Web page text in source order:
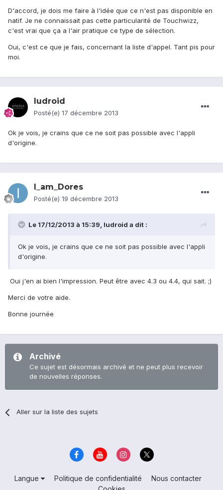
D'accord, je dois me faire à l'idée que ce n'est pas disponible en
natif. Je ne connaissait pas cette particularité de Touchwizz,
c'est vrai que ça a l'air pratique ce type de sélection.
Oui, c'est ce que je fais, concernant la liste d'appel. Tant pis pour
moi.
ludroid
Posté(e) 17 décembre 2013
Ok je vois, je crains que ce ne soit pas possible avec l'appli
d'origine.
I_am_Dores
Posté(e) 19 décembre 2013
Le 17/12/2013 à 15:39, ludroid a dit :
Ok je vois, je crains que ce ne soit pas possible avec l'appli
d'origine.
Oui j'en ai bien l'impression. Peut être avec 4.3 ou 4.4, qui sait. ;)
Merci de votre aide.
Bonne journée
Archivé
Ce sujet est désormais archivé et ne peut plus recevoir
de nouvelles réponses.
Aller sur la liste des sujets
Langue Politique de confidentialité
Nous contacter